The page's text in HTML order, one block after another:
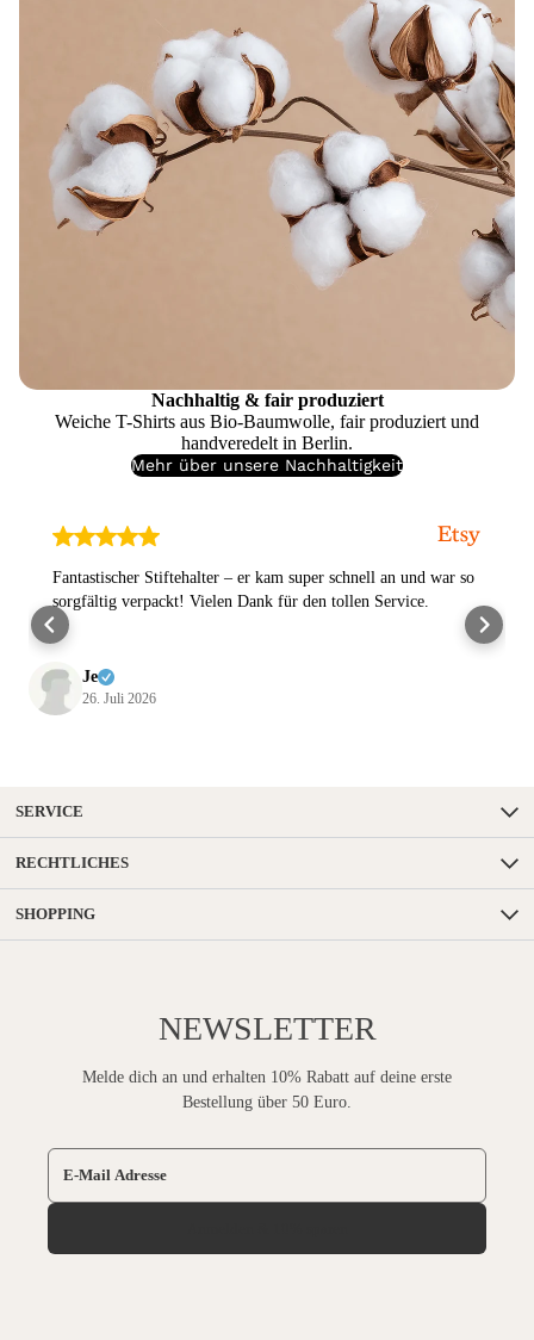
Nachhaltig & fair produziert
Weiche T-Shirts aus Bio-Baumwolle, fair produziert und
handveredelt in Berlin.
Mehr über unsere Nachhaltigkeit
Fantastischer Stiftehalter – er kam super schnell an und war so
sorgfältig verpackt! Vielen Dank für den tollen Service.
Je
26. Juli 2026
SERVICE
RECHTLICHES
SHOPPING
NEWSLETTER
Melde dich an und erhalten 10% Rabatt auf deine erste
Bestellung über 50 Euro.